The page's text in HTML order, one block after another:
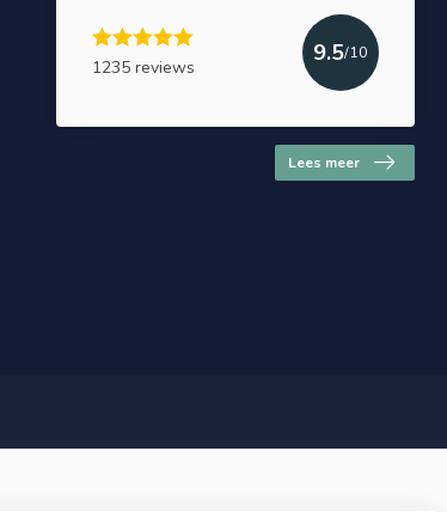
1235 reviews
9.5/10
Lees meer